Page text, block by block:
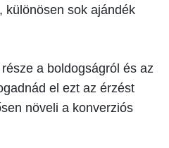
különösen sok ajándék
a boldogságról és az
el ezt az érzést
növeli a konverziós